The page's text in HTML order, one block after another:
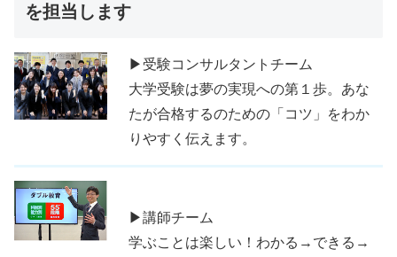
を担当します
▶受験コンサルタントチーム
大学受験は夢の実現への第１歩。あな
たが合格するのための「コツ」をわか
りやすく伝えます。
▶講師チーム
学ぶことは楽しい！わかる→できる→